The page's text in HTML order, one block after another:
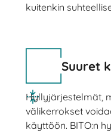
kuitenkin
Suuret
Hyllyjärjestelmät,
välikerrokset
käyttöön. BITO:n